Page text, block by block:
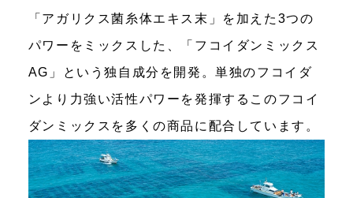
「アガリクス菌糸体エキス末」を加えた3つの
パワーをミックスした、「フコイダンミックス
AG」という独自成分を開発。単独のフコイダ
ンより力強い活性パワーを発揮するこのフコイ
ダンミックスを多くの商品に配合しています。